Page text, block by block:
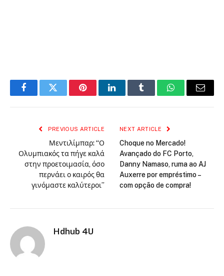
FacebookTwitter PinterestLinkedInTumblr WhatsAppEmail
PREVIOUS ARTICLE
Μεντιλίμπαρ: “Ο
Ολυμπιακός τα πήγε καλά
στην προετοιμασία, όσο
περνάει ο καιρός θα
γινόμαστε καλύτεροι”
NEXT ARTICLE
Choque no Mercado!
Avançado do FC Porto,
Danny Namaso, ruma ao AJ
Auxerre por empréstimo –
com opção de compra!
Hdhub 4U